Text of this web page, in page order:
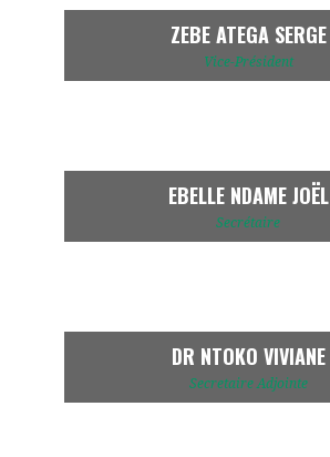
ZEBE ATEGA SERGE
Vice-Président
EBELLE NDAME JOËL
Secrétaire
DR NTOKO VIVIANE
Secretaire Adjointe